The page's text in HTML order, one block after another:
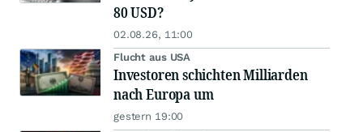
80 USD?
02.08.26, 11:00
Flucht aus USA
Investoren schichten Milliarden
nach Europa um
gestern 19:00